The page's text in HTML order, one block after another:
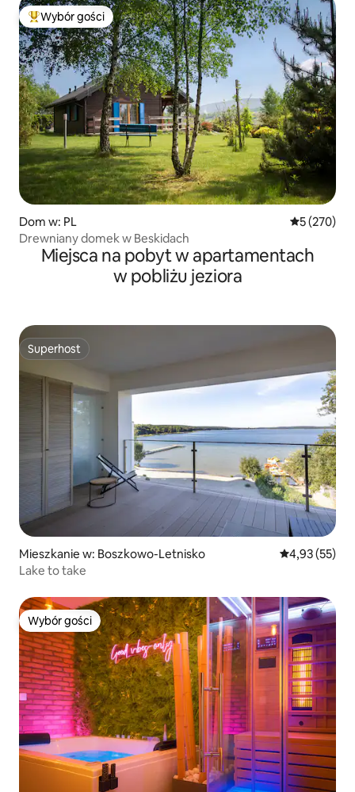
Najpopularniejsze z kategorii Wybór gości
Wybór gości
Dom w: PL Średnia
5 (270)
Drewniany domek w Beskidach
Miejsca na pobyt w apartamentach
w pobliżu jeziora
Superhost
Superhost
Mieszkanie w: Boszkowo-Letnisko Średnia
4,93 (55)
Lake to take
Wybór gości
Wybór gości